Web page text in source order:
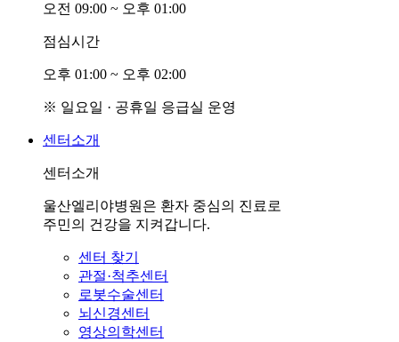
오전 09:00 ~ 오후 01:00
점심시간
오후 01:00 ~ 오후 02:00
※ 일요일 · 공휴일 응급실 운영
센터소개
센터소개
울산엘리야병원은 환자 중심의 진료로
주민의 건강을 지켜갑니다.
센터 찾기
관절·척추센터
로봇수술센터
뇌신경센터
영상의학센터